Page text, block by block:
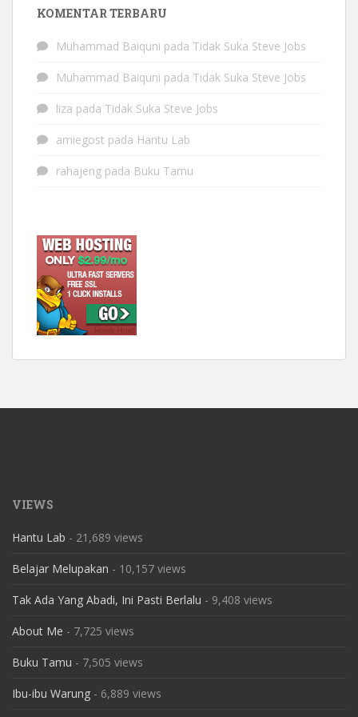
KOMENTAR TERBARU
Muhammad Baiquni pada Tidak Suka Steve Jobs
Muhammad Baiquni pada Tidak Suka Steve Jobs
liza pada Tidak Suka Steve Jobs
amiegost pada Hantu Lab
rahajeng pada Buku Tamu
VIEWS
Hantu Lab - 21,689 views
Belajar Melupakan - 10,157 views
Tak Ada Yang Abadi, Ini Pasti Berlalu - 9,408 views
About Me - 7,725 views
Buku Tamu - 7,505 views
Ibu-ibu Warung - 6,889 views